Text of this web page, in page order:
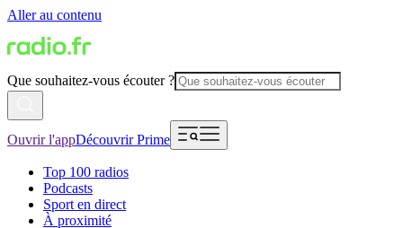
Aller au contenu
Que souhaitez-vous écouter ?
Ouvrir l'appDécouvrir Prime
Top 100 radios
Podcasts
Sport en direct
À proximité